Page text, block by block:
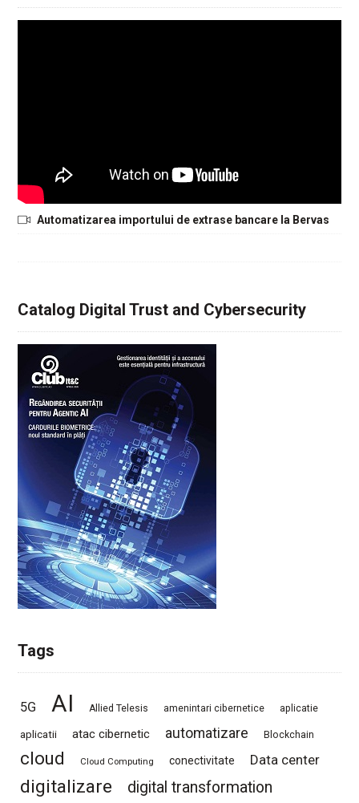
Automatizarea importului de extrase bancare la Bervas
Catalog Digital Trust and Cybersecurity
Tags
5G AI Allied Telesis amenintari cibernetice aplicatie
aplicatii atac cibernetic automatizare Blockchain
cloud Cloud Computing conectivitate Data center
digitalizare digital transformation